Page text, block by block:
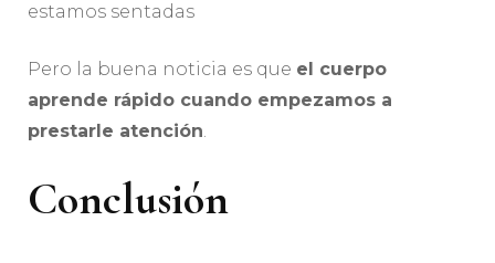
estamos sentadas
Pero la buena noticia es que el cuerpo
aprende rápido cuando empezamos a
prestarle atención.
Conclusión